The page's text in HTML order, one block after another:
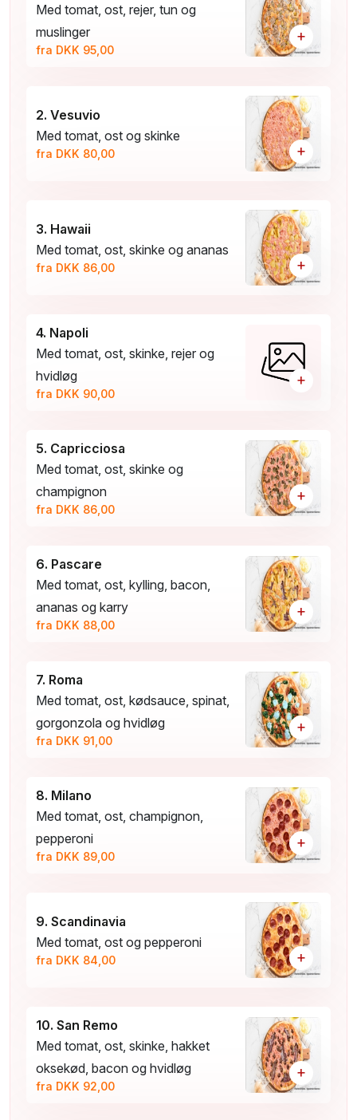
Med tomat, ost, rejer, tun og
muslinger
fra DKK 95,00
+
2. Vesuvio
Med tomat, ost og skinke
fra DKK 80,00 +
3. Hawaii
Med tomat, ost, skinke og ananas
fra DKK 86,00 +
4. Napoli
Med tomat, ost, skinke, rejer og
hvidløg
fra DKK 90,00
+
5. Capricciosa
Med tomat, ost, skinke og
champignon
fra DKK 86,00
+
6. Pascare
Med tomat, ost, kylling, bacon,
ananas og karry
fra DKK 88,00
+
7. Roma
Med tomat, ost, kødsauce, spinat,
gorgonzola og hvidløg
fra DKK 91,00
+
8. Milano
Med tomat, ost, champignon,
pepperoni
fra DKK 89,00
+
9. Scandinavia
Med tomat, ost og pepperoni
fra DKK 84,00 +
10. San Remo
Med tomat, ost, skinke, hakket
oksekød, bacon og hvidløg
fra DKK 92,00
+